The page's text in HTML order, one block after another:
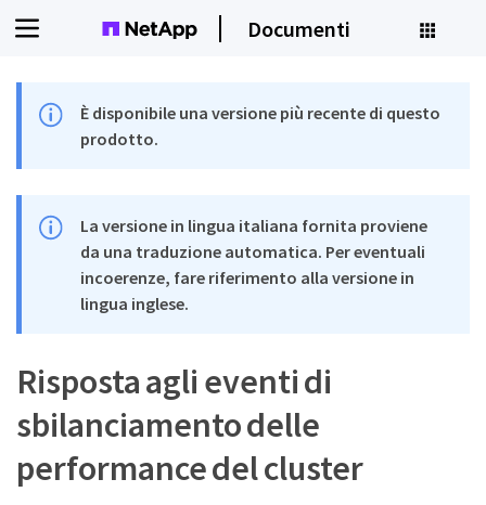
Documenti
È disponibile una versione più recente di questo
prodotto.
La versione in lingua italiana fornita proviene
da una traduzione automatica. Per eventuali
incoerenze, fare riferimento alla versione in
lingua inglese.
Risposta agli eventi di
sbilanciamento delle
performance del cluster